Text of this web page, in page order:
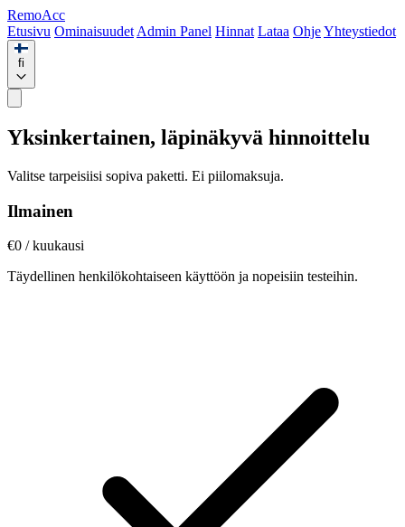
RemoAcc
Etusivu Ominaisuudet Admin Panel Hinnat Lataa OhjeYhteystiedot
fi
Yksinkertainen, läpinäkyvä hinnoittelu
Valitse tarpeisiisi sopiva paketti. Ei piilomaksuja.
Ilmainen
€0 / kuukausi
Täydellinen henkilökohtaiseen käyttöön ja nopeisiin testeihin.